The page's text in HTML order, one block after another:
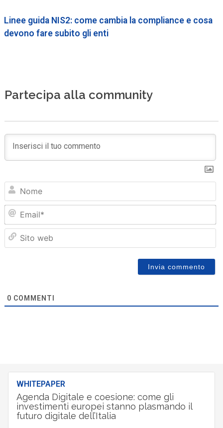
Linee guida NIS2: come cambia la compliance e cosa
devono fare subito gli enti
Partecipa alla community
0 COMMENTI
WHITEPAPER
Agenda Digitale e coesione: come gli
investimenti europei stanno plasmando il
futuro digitale dell’Italia